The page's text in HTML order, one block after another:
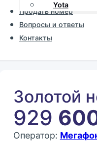
Yota
Продать номер
Вопросы и ответы
Контакты
Золотой
929
Оператор: